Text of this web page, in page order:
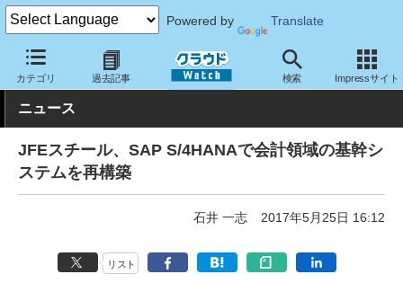
Powered by Translate
カテゴリ 過去記事 検索 Impressサイト
クラウド Watch トピック 導入事例 基幹業務
ニュース
JFEスチール、SAP S/4HANAで会計領域の基幹シ
ステムを再構築
石井 一志 2017年5月25日 16:12
リスト